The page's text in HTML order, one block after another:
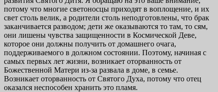
потому что многие светоносцы приходят в воплощение, и их
свет столь велик, а родители столь неподготовлены, что брак
заканчивается разводом; дети же оказываются то там, то сям,
они лишены чувства защищенности в Космической Деве,
которое они должны получить от домашнего очага,
поддерживаемого в должном состоянии. Поэтому, начиная с
самых первых лет жизни, возникает оторванность от
Божественной Матери из-за развала в доме, в семье.
Возникает оторванность от Святого Духа, потому что отец
оказался неспособен хранить это пламя.